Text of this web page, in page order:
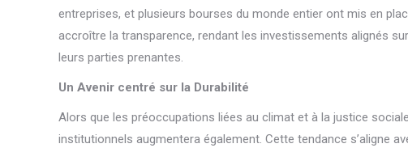
entreprises, et plusieurs bourses du monde entier ont mis en
accroître la transparence, rendant les investissements alignés
leurs parties prenantes.
Un Avenir centré sur la Durabilité
Alors que les préoccupations liées au climat et à la justice
institutionnels augmentera également. Cette tendance s’aligne